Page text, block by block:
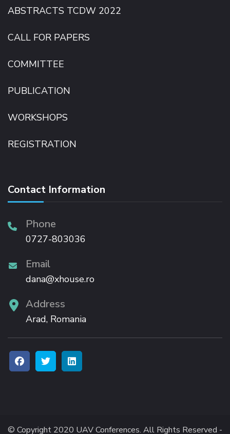
ABSTRACTS TCDW 2022
CALL FOR PAPERS
COMMITTEE
PUBLICATION
WORKSHOPS
REGISTRATION
Contact Information
Phone
0727-803036
Email
dana@xhouse.ro
Address
Arad, Romania
© Copyright 2020 UAV Conferences. All Rights Reserved -